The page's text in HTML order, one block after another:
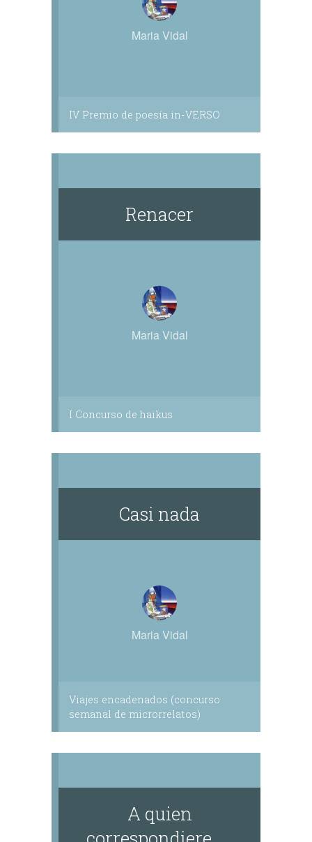
Maria Vidal
IV Premio de poesía in-VERSO
Renacer
Maria Vidal
I Concurso de haikus
Casi nada
Maria Vidal
Viajes encadenados (concurso
semanal de microrrelatos)
A quien